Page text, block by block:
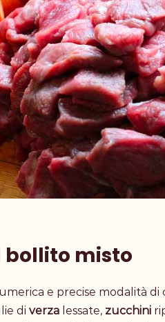
bollito misto
e precise modalità di
di verza lessate, zucchini